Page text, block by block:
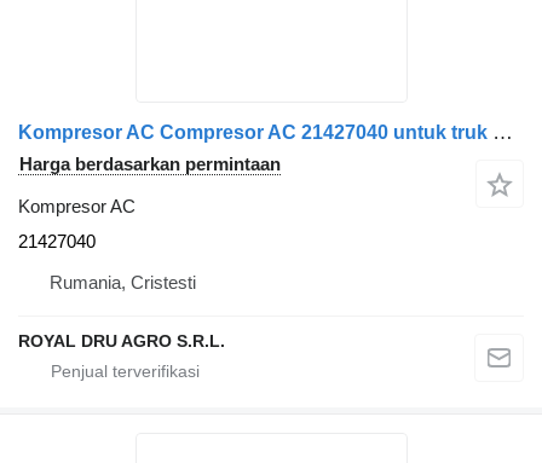
Kompresor AC Compresor AC 21427040 untuk truk Volvo ECH209Y 02G 21
Harga berdasarkan permintaan
Kompresor AC
21427040
Rumania, Cristesti
ROYAL DRU AGRO S.R.L.